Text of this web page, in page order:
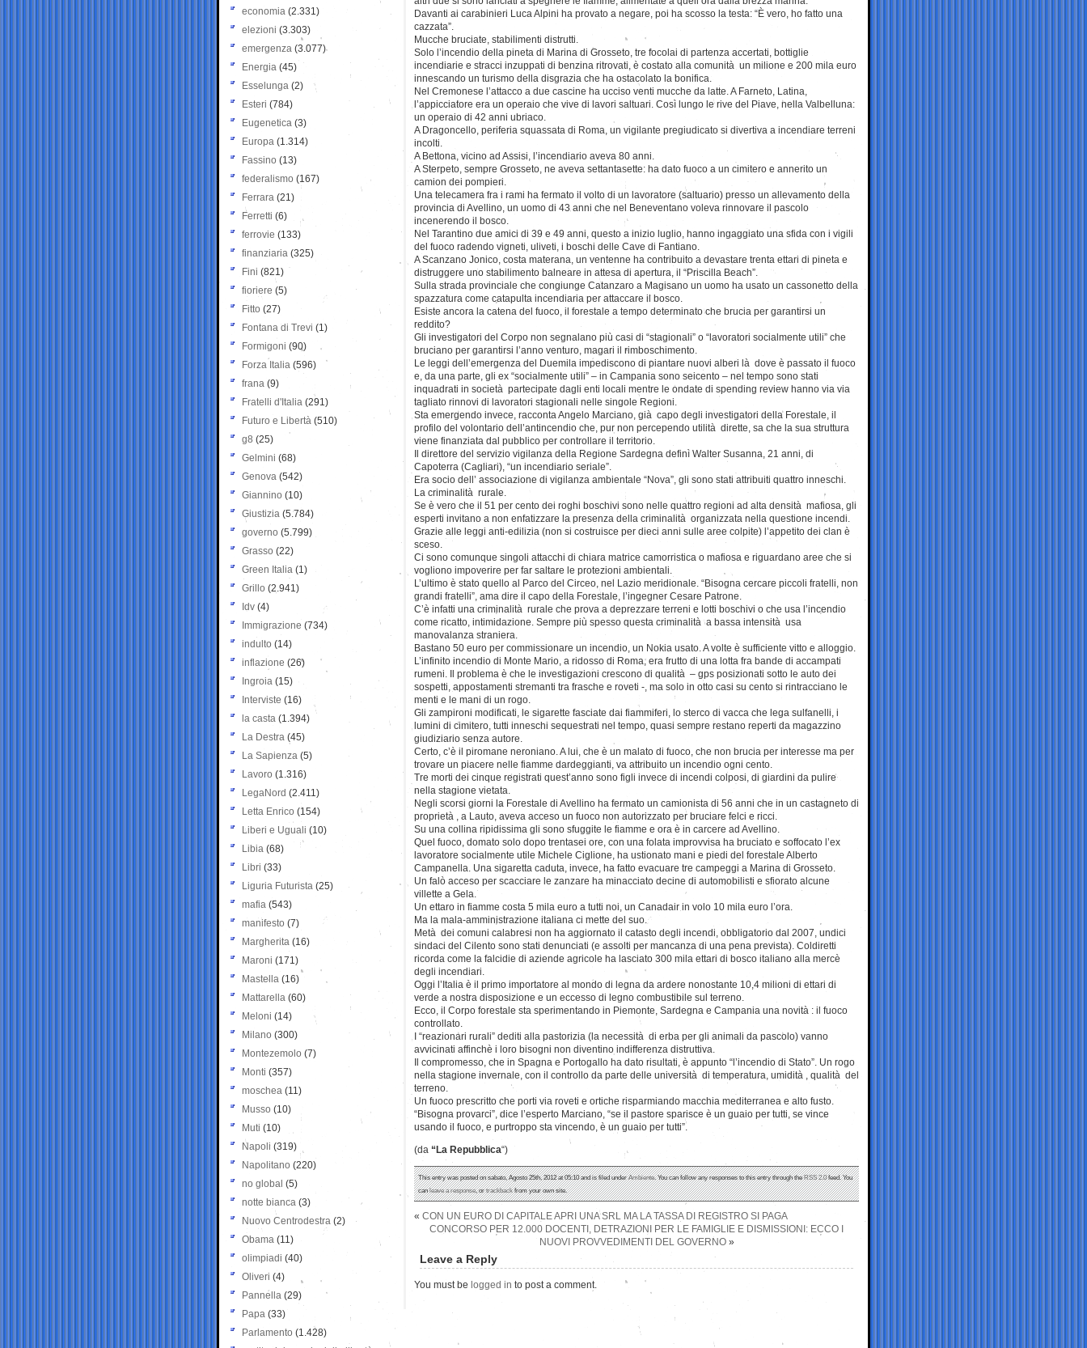
Davanti ai carabinieri Luca Alpini ha provato a negare, poi ha scosso la testa: “È vero, ho fatto una
cazzata”.
Mucche bruciate, stabilimenti distrutti.
Solo l’incendio della pineta di Marina di Grosseto, tre focolai di partenza accertati, bottiglie
incendiarie e stracci inzuppati di benzina ritrovati, è costato alla comunità un milione e 200 mila euro
innescando un turismo della disgrazia che ha ostacolato la bonifica.
Nel Cremonese l’attacco a due cascine ha ucciso venti mucche da latte. A Farneto, Latina,
l’appicciatore era un operaio che vive di lavori saltuari. Così lungo le rive del Piave, nella Valbelluna:
un operaio di 42 anni ubriaco.
A Dragoncello, periferia squassata di Roma, un vigilante pregiudicato si divertiva a incendiare terreni
incolti.
A Bettona, vicino ad Assisi, l’incendiario aveva 80 anni.
A Sterpeto, sempre Grosseto, ne aveva settantasette: ha dato fuoco a un cimitero e annerito un
camion dei pompieri.
Una telecamera fra i rami ha fermato il volto di un lavoratore (saltuario) presso un allevamento della
provincia di Avellino, un uomo di 43 anni che nel Beneventano voleva rinnovare il pascolo
incenerendo il bosco.
Nel Tarantino due amici di 39 e 49 anni, questo a inizio luglio, hanno ingaggiato una sfida con i vigili
del fuoco radendo vigneti, uliveti, i boschi delle Cave di Fantiano.
A Scanzano Jonico, costa materana, un ventenne ha contribuito a devastare trenta ettari di pineta e
distruggere uno stabilimento balneare in attesa di apertura, il “Priscilla Beach”.
Sulla strada provinciale che congiunge Catanzaro a Magisano un uomo ha usato un cassonetto della
spazzatura come catapulta incendiaria per attaccare il bosco.
Esiste ancora la catena del fuoco, il forestale a tempo determinato che brucia per garantirsi un
reddito?
Gli investigatori del Corpo non segnalano più casi di “stagionali” o “lavoratori socialmente utili” che
bruciano per garantirsi l’anno venturo, magari il rimboschimento.
Le leggi dell’emergenza del Duemila impediscono di piantare nuovi alberi là dove è passato il fuoco
e, da una parte, gli ex “socialmente utili” – in Campania sono seicento – nel tempo sono stati
inquadrati in società partecipate dagli enti locali mentre le ondate di spending review hanno via via
tagliato rinnovi di lavoratori stagionali nelle singole Regioni.
Sta emergendo invece, racconta Angelo Marciano, già capo degli investigatori della Forestale, il
profilo del volontario dell’antincendio che, pur non percependo utilità dirette, sa che la sua struttura
viene finanziata dal pubblico per controllare il territorio.
Il direttore del servizio vigilanza della Regione Sardegna definì Walter Susanna, 21 anni, di
Capoterra (Cagliari), “un incendiario seriale”.
Era socio dell’ associazione di vigilanza ambientale “Nova”, gli sono stati attribuiti quattro inneschi.
La criminalità rurale.
Se è vero che il 51 per cento dei roghi boschivi sono nelle quattro regioni ad alta densità mafiosa, gli
esperti invitano a non enfatizzare la presenza della criminalità organizzata nella questione incendi.
Grazie alle leggi anti-edilizia (non si costruisce per dieci anni sulle aree colpite) l’appetito dei clan è
sceso.
Ci sono comunque singoli attacchi di chiara matrice camorristica o mafiosa e riguardano aree che si
vogliono impoverire per far saltare le protezioni ambientali.
L’ultimo è stato quello al Parco del Circeo, nel Lazio meridionale. “Bisogna cercare piccoli fratelli, non
grandi fratelli”, ama dire il capo della Forestale, l’ingegner Cesare Patrone.
C’è infatti una criminalità rurale che prova a deprezzare terreni e lotti boschivi o che usa l’incendio
come ricatto, intimidazione. Sempre più spesso questa criminalità a bassa intensità usa
manovalanza straniera.
Bastano 50 euro per commissionare un incendio, un Nokia usato. A volte è sufficiente vitto e alloggio.
L’infinito incendio di Monte Mario, a ridosso di Roma, era frutto di una lotta fra bande di accampati
rumeni. Il problema è che le investigazioni crescono di qualità – gps posizionati sotto le auto dei
sospetti, appostamenti stremanti tra frasche e roveti -, ma solo in otto casi su cento si rintracciano le
menti e le mani di un rogo.
Gli zampironi modificati, le sigarette fasciate dai fiammiferi, lo sterco di vacca che lega sulfanelli, i
lumini di cimitero, tutti inneschi sequestrati nel tempo, quasi sempre restano reperti da magazzino
giudiziario senza autore.
Certo, c’è il piromane neroniano. A lui, che è un malato di fuoco, che non brucia per interesse ma per
trovare un piacere nelle fiamme dardeggianti, va attribuito un incendio ogni cento.
Tre morti dei cinque registrati quest’anno sono figli invece di incendi colposi, di giardini da pulire
nella stagione vietata.
Negli scorsi giorni la Forestale di Avellino ha fermato un camionista di 56 anni che in un castagneto di
proprietà , a Lauto, aveva acceso un fuoco non autorizzato per bruciare felci e ricci.
Su una collina ripidissima gli sono sfuggite le fiamme e ora è in carcere ad Avellino.
Quel fuoco, domato solo dopo trentasei ore, con una folata improvvisa ha bruciato e soffocato l’ex
lavoratore socialmente utile Michele Ciglione, ha ustionato mani e piedi del forestale Alberto
Campanella. Una sigaretta caduta, invece, ha fatto evacuare tre campeggi a Marina di Grosseto.
Un falò acceso per scacciare le zanzare ha minacciato decine di automobilisti e sfiorato alcune
villette a Gela.
Un ettaro in fiamme costa 5 mila euro a tutti noi, un Canadair in volo 10 mila euro l’ora.
Ma la mala-amministrazione italiana ci mette del suo.
Metà dei comuni calabresi non ha aggiornato il catasto degli incendi, obbligatorio dal 2007, undici
sindaci del Cilento sono stati denunciati (e assolti per mancanza di una pena prevista). Coldiretti
ricorda come la falcidie di aziende agricole ha lasciato 300 mila ettari di bosco italiano alla mercè
degli incendiari.
Oggi l’Italia è il primo importatore al mondo di legna da ardere nonostante 10,4 milioni di ettari di
verde a nostra disposizione e un eccesso di legno combustibile sul terreno.
Ecco, il Corpo forestale sta sperimentando in Piemonte, Sardegna e Campania una novità : il fuoco
controllato.
I “reazionari rurali” dediti alla pastorizia (la necessità di erba per gli animali da pascolo) vanno
avvicinati affinchè i loro bisogni non diventino indifferenza distruttiva.
Il compromesso, che in Spagna e Portogallo ha dato risultati, è appunto “l’incendio di Stato”. Un rogo
nella stagione invernale, con il controllo da parte delle università di temperatura, umidità , qualità del
terreno.
Un fuoco prescritto che porti via roveti e ortiche risparmiando macchia mediterranea e alto fusto.
“Bisogna provarci”, dice l’esperto Marciano, “se il pastore sparisce è un guaio per tutti, se vince
usando il fuoco, e purtroppo sta vincendo, è un guaio per tutti”.
(da “La Repubblica“)
This entry was posted on sabato, Agosto 25th, 2012 at 05:10 and is filed underAmbiente. You can follow any responses to this entry through theRSS 2.0feed. You
canleave a response, ortrackbackfrom your own site.
« CON UN EURO DI CAPITALE APRI UNA SRL MA LA TASSA DI REGISTRO SI PAGA
CONCORSO PER 12.000 DOCENTI, DETRAZIONI PER LE FAMIGLIE E DISMISSIONI: ECCO I
NUOVI PROVVEDIMENTI DEL GOVERNO»
Leave a Reply
You must be logged in to post a comment.
economia (2.331)
elezioni (3.303)
emergenza (3.077)
Energia (45)
Esselunga (2)
Esteri (784)
Eugenetica (3)
Europa (1.314)
Fassino (13)
federalismo (167)
Ferrara (21)
Ferretti (6)
ferrovie (133)
finanziaria (325)
Fini (821)
fioriere (5)
Fitto (27)
Fontana di Trevi (1)
Formigoni (90)
Forza Italia (596)
frana (9)
Fratelli d'Italia (291)
Futuro e Libertà (510)
g8 (25)
Gelmini (68)
Genova (542)
Giannino (10)
Giustizia (5.784)
governo (5.799)
Grasso (22)
Green Italia (1)
Grillo (2.941)
Idv (4)
Immigrazione (734)
indulto (14)
inflazione (26)
Ingroia (15)
Interviste (16)
la casta (1.394)
La Destra (45)
La Sapienza (5)
Lavoro (1.316)
LegaNord (2.411)
Letta Enrico (154)
Liberi e Uguali (10)
Libia (68)
Libri (33)
Liguria Futurista (25)
mafia (543)
manifesto (7)
Margherita (16)
Maroni (171)
Mastella (16)
Mattarella (60)
Meloni (14)
Milano (300)
Montezemolo (7)
Monti (357)
moschea (11)
Musso (10)
Muti (10)
Napoli (319)
Napolitano (220)
no global (5)
notte bianca (3)
Nuovo Centrodestra (2)
Obama (11)
olimpiadi (40)
Oliveri (4)
Pannella (29)
Papa (33)
Parlamento (1.428)